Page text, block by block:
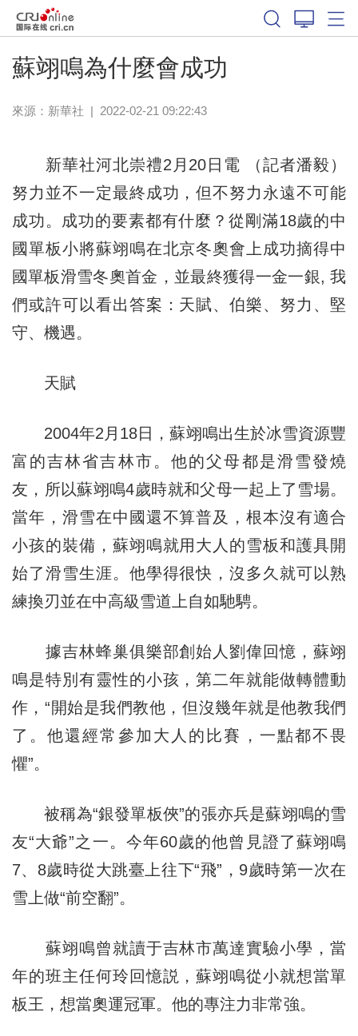
蘇翊鳴為什麼會成功
來源： 新華社 | 2022-02-21 09:22:43
新華社河北崇禮2月20日電 （記者潘毅）
努力並不一定最終成功，但不努力永遠不可能
成功。成功的要素都有什麼？從剛滿18歲的中
國單板小將蘇翊鳴在北京冬奧會上成功摘得中
國單板滑雪冬奧首金，並最終獲得一金一銀, 我
們或許可以看出答案：天賦、伯樂、努力、堅
守、機遇。
天賦
2004年2月18日，蘇翊鳴出生於冰雪資源豐
富的吉林省吉林市。他的父母都是滑雪發燒
友，所以蘇翊鳴4歲時就和父母一起上了雪場。
當年，滑雪在中國還不算普及，根本沒有適合
小孩的裝備，蘇翊鳴就用大人的雪板和護具開
始了滑雪生涯。他學得很快，沒多久就可以熟
練換刃並在中高級雪道上自如馳騁。
據吉林蜂巢俱樂部創始人劉偉回憶，蘇翊
鳴是特別有靈性的小孩，第二年就能做轉體動
作，“開始是我們教他，但沒幾年就是他教我們
了。他還經常參加大人的比賽，一點都不畏
懼”。
被稱為“銀發單板俠”的張亦兵是蘇翊鳴的雪
友“大爺”之一。今年60歲的他曾見證了蘇翊鳴
7、8歲時從大跳臺上往下“飛”，9歲時第一次在
雪上做“前空翻”。
蘇翊鳴曾就讀于吉林市萬達實驗小學，當
年的班主任何玲回憶説，蘇翊鳴從小就想當單
板王，想當奧運冠軍。他的專注力非常強。